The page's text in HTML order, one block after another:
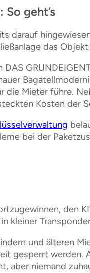
geht’s
darauf
das
DAS
die Mieter führe.
Kosten der
bei der
den
kleiner
und älteren
gesperrt
aber niemand